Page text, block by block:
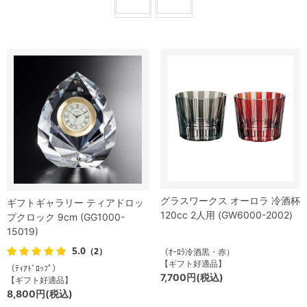
ギフトギャラリー ティアドロッ
プクロック 9cm (GG1000-
15019)
5.0 （2）
（ﾃｨｱﾄﾞﾛｯﾌﾟ）
【ギフト好適品】
8,800円(税込)
グラスワークス オーロラ 冷酒杯
120cc 2人用 (GW6000-2002)
（ｵｰﾛﾗ冷酒黒・赤）
【ギフト好適品】
7,700円(税込)